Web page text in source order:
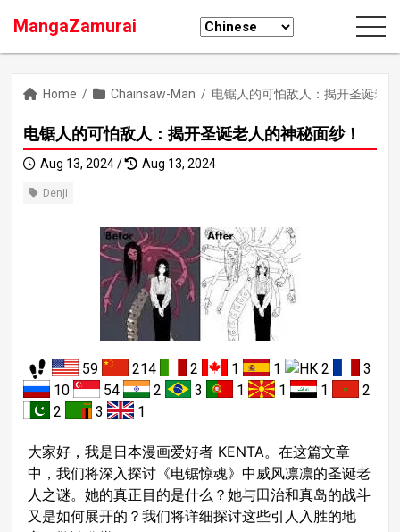
MangaZamurai
Home / Chainsaw-Man / 电锯人的可怕敌人：揭开圣诞老
电锯人的可怕敌人：揭开圣诞老人的神秘面纱！
Aug 13, 2024 / Aug 13, 2024
Denji
59 214 2 1 1 2
3
10
54 2 3 1 1 1
2
2
3 1
大家好，我是日本漫画爱好者 KENTA。在这篇文章
中，我们将深入探讨《电锯惊魂》中威风凛凛的圣诞老
人之谜。她的真正目的是什么？她与田治和真岛的战斗
又是如何展开的？我们将详细探讨这些引人入胜的地